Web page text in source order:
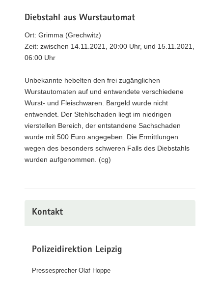
Diebstahl aus Wurstautomat
Ort: Grimma (Grechwitz)
Zeit: zwischen 14.11.2021, 20:00 Uhr, und 15.11.2021,
06:00 Uhr
Unbekannte hebelten den frei zugänglichen
Wurstautomaten auf und entwendete verschiedene
Wurst- und Fleischwaren. Bargeld wurde nicht
entwendet. Der Stehlschaden liegt im niedrigen
vierstellen Bereich, der entstandene Sachschaden
wurde mit 500 Euro angegeben. Die Ermittlungen
wegen des besonders schweren Falls des Diebstahls
wurden aufgenommen. (cg)
Kontakt
Polizeidirektion Leipzig
Pressesprecher Olaf Hoppe